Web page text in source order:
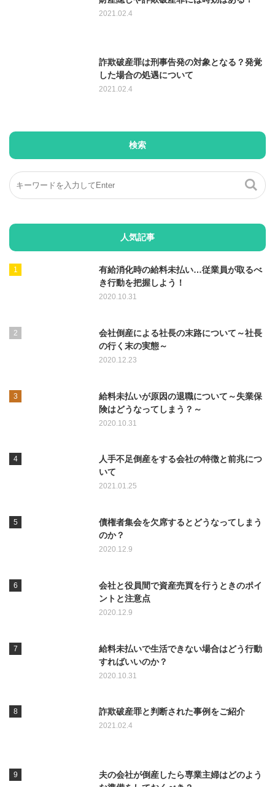
2021.02.4
詐欺破産罪は刑事告発の対象となる？発覚
した場合の処遇について
2021.02.4
検索
人気記事
有給消化時の給料未払い…従業員が取るべ
き行動を把握しよう！
2020.10.31
会社倒産による社長の末路について～社長
の行く末の実態～
2020.12.23
給料未払いが原因の退職について～失業保
険はどうなってしまう？～
2020.10.31
人手不足倒産をする会社の特徴と前兆につ
いて
2021.01.25
債権者集会を欠席するとどうなってしまう
のか？
2020.12.9
会社と役員間で資産売買を行うときのポイ
ントと注意点
2020.12.9
給料未払いで生活できない場合はどう行動
すればいいのか？
2020.10.31
詐欺破産罪と判断された事例をご紹介
2021.02.4
夫の会社が倒産したら専業主婦はどのよう